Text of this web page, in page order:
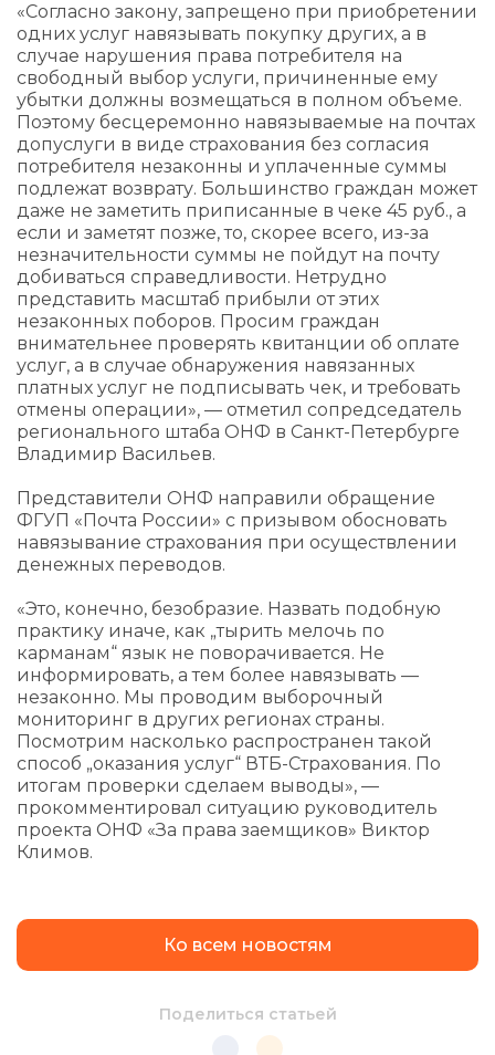
«Согласно закону, запрещено при приобретении
одних услуг навязывать покупку других, а в
случае нарушения права потребителя на
свободный выбор услуги, причиненные ему
убытки должны возмещаться в полном объеме.
Поэтому бесцеремонно навязываемые на почтах
допуслуги в виде страхования без согласия
потребителя незаконны и уплаченные суммы
подлежат возврату. Большинство граждан может
даже не заметить приписанные в чеке 45 руб., а
если и заметят позже, то, скорее всего, из-за
незначительности суммы не пойдут на почту
добиваться справедливости. Нетрудно
представить масштаб прибыли от этих
незаконных поборов. Просим граждан
внимательнее проверять квитанции об оплате
услуг, а в случае обнаружения навязанных
платных услуг не подписывать чек, и требовать
отмены операции», — отметил сопредседатель
регионального штаба ОНФ в Санкт-Петербурге
Владимир Васильев.
Представители ОНФ направили обращение
ФГУП «Почта России» с призывом обосновать
навязывание страхования при осуществлении
денежных переводов.
«Это, конечно, безобразие. Назвать подобную
практику иначе, как „тырить мелочь по
карманам“ язык не поворачивается. Не
информировать, а тем более навязывать —
незаконно. Мы проводим выборочный
мониторинг в других регионах страны.
Посмотрим насколько распространен такой
способ „оказания услуг“ ВТБ-Страхования. По
итогам проверки сделаем выводы», —
прокомментировал ситуацию руководитель
проекта ОНФ «За права заемщиков» Виктор
Климов.
Ко всем новостям
Поделиться статьей